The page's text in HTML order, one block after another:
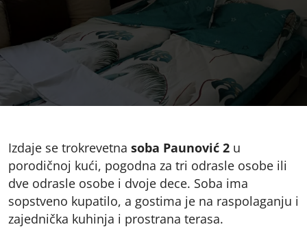
Izdaje se trokrevetna soba Paunović 2 u
porodičnoj kući, pogodna za tri odrasle osobe ili
dve odrasle osobe i dvoje dece. Soba ima
sopstveno kupatilo, a gostima je na raspolaganju i
zajednička kuhinja i prostrana terasa.